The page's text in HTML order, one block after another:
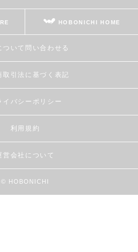
HOBONICHI HOME
ついて問い合わせる
取引法に基づく表記
イバシーポリシー
利用規約
営会社について
© HOBONICHI